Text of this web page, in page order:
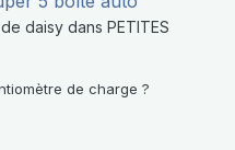
daisy dans PETITES
de charge ?